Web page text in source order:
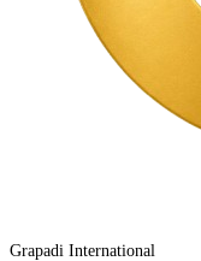
Grapadi International